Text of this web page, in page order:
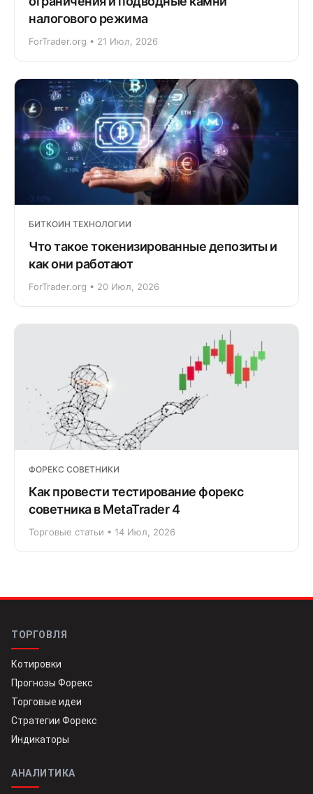
налогового режима
ForTrader.org • 21 Июл, 2026
БИТКОИН ТЕХНОЛОГИИ
Что такое токенизированные депозиты и
как они работают
ForTrader.org • 20 Июл, 2026
ФОРЕКС СОВЕТНИКИ
Как провести тестирование форекс
советника в MetaTrader 4
Торговые статьи • 14 Июл, 2026
ТОРГОВЛЯ
Котировки
Прогнозы Форекс
Торговые идеи
Стратегии Форекс
Индикаторы
АНАЛИТИКА